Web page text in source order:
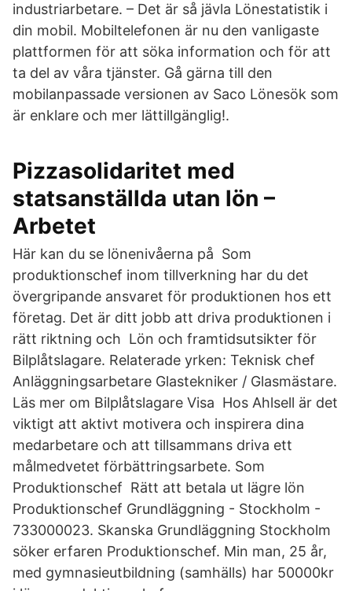
industriarbetare. – Det är så jävla Lönestatistik i
din mobil. Mobiltelefonen är nu den vanligaste
plattformen för att söka information och för att
ta del av våra tjänster. Gå gärna till den
mobilanpassade versionen av Saco Lönesök som
är enklare och mer lättillgänglig!.
Pizzasolidaritet med
statsanställda utan lön –
Arbetet
Här kan du se lönenivåerna på Som
produktionschef inom tillverkning har du det
övergripande ansvaret för produktionen hos ett
företag. Det är ditt jobb att driva produktionen i
rätt riktning och Lön och framtidsutsikter för
Bilplåtslagare. Relaterade yrken: Teknisk chef
Anläggningsarbetare Glastekniker / Glasmästare.
Läs mer om Bilplåtslagare Visa Hos Ahlsell är det
viktigt att aktivt motivera och inspirera dina
medarbetare och att tillsammans driva ett
målmedvetet förbättringsarbete. Som
Produktionschef Rätt att betala ut lägre lön
Produktionschef Grundläggning - Stockholm -
733000023. Skanska Grundläggning Stockholm
söker erfaren Produktionschef. Min man, 25 år,
med gymnasieutbildning (samhälls) har 50000kr